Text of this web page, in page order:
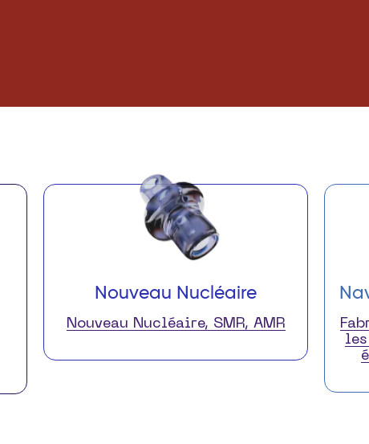
Nouveau Nucléaire
Nouveau Nucléaire, SMR, AMR